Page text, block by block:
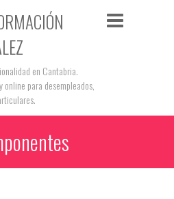
en Cantabria.
para desempleados,